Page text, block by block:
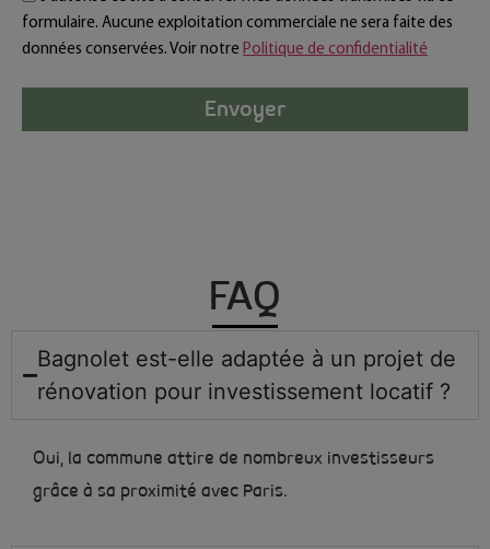
formulaire. Aucune exploitation commerciale ne sera faite des
données conservées. Voir notre Politique de confidentialité
Envoyer
FAQ
Bagnolet est-elle adaptée à un projet de
rénovation pour investissement locatif ?
Oui, la commune attire de nombreux investisseurs
grâce à sa proximité avec Paris.